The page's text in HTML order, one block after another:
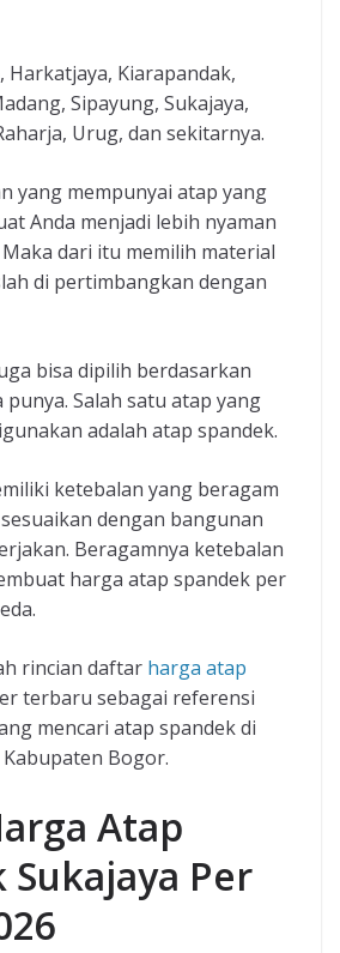
Harkatjaya, Kiarapandak,
Sipayung, Sukajaya,
Urug, dan sekitarnya.
yang mempunyai atap yang
Anda menjadi lebih nyaman
dari itu memilih material
di pertimbangkan dengan
bisa dipilih berdasarkan
punya. Salah satu atap yang
adalah atap spandek.
ketebalan yang beragam
dengan bangunan
Beragamnya ketebalan
harga atap spandek per
rincian daftar harga atap
terbaru sebagai referensi
mencari atap spandek di
Bogor.
Atap
Sukajaya Per